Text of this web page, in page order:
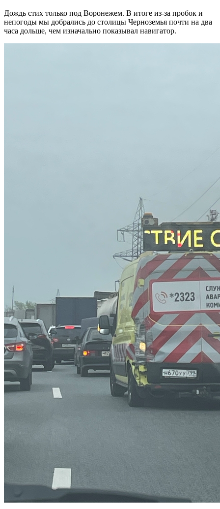
Дождь стих только под Воронежем. В итоге из-за пробок и
непогоды мы добрались до столицы Черноземья почти на два
часа дольше, чем изначально показывал навигатор.